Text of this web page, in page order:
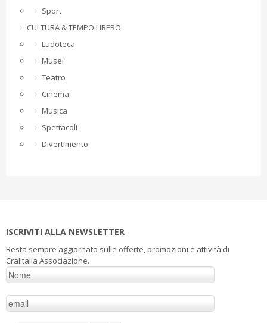
Sport
CULTURA & TEMPO LIBERO
Ludoteca
Musei
Teatro
Cinema
Musica
Spettacoli
Divertimento
ISCRIVITI ALLA NEWSLETTER
Resta sempre aggiornato sulle offerte, promozioni e attività di
Cralitalia Associazione.